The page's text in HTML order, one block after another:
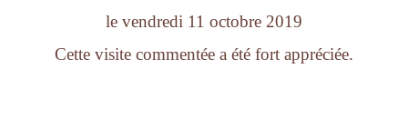
le vendredi 11 octobre 2019
Cette visite commentée a été fort appréciée.